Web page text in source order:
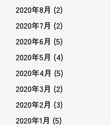
2020年8月 (2)
2020年7月 (2)
2020年6月 (5)
2020年5月 (4)
2020年4月 (5)
2020年3月 (2)
2020年2月 (3)
2020年1月 (5)